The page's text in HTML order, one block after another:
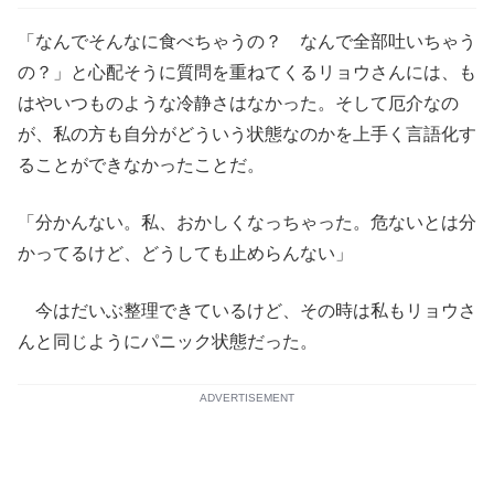
「なんでそんなに食べちゃうの？ なんで全部吐いちゃう
の？」と心配そうに質問を重ねてくるリョウさんには、も
はやいつものような冷静さはなかった。そして厄介なの
が、私の方も自分がどういう状態なのかを上手く言語化す
ることができなかったことだ。
「分かんない。私、おかしくなっちゃった。危ないとは分
かってるけど、どうしても止めらんない」
今はだいぶ整理できているけど、その時は私もリョウさ
んと同じようにパニック状態だった。
ADVERTISEMENT